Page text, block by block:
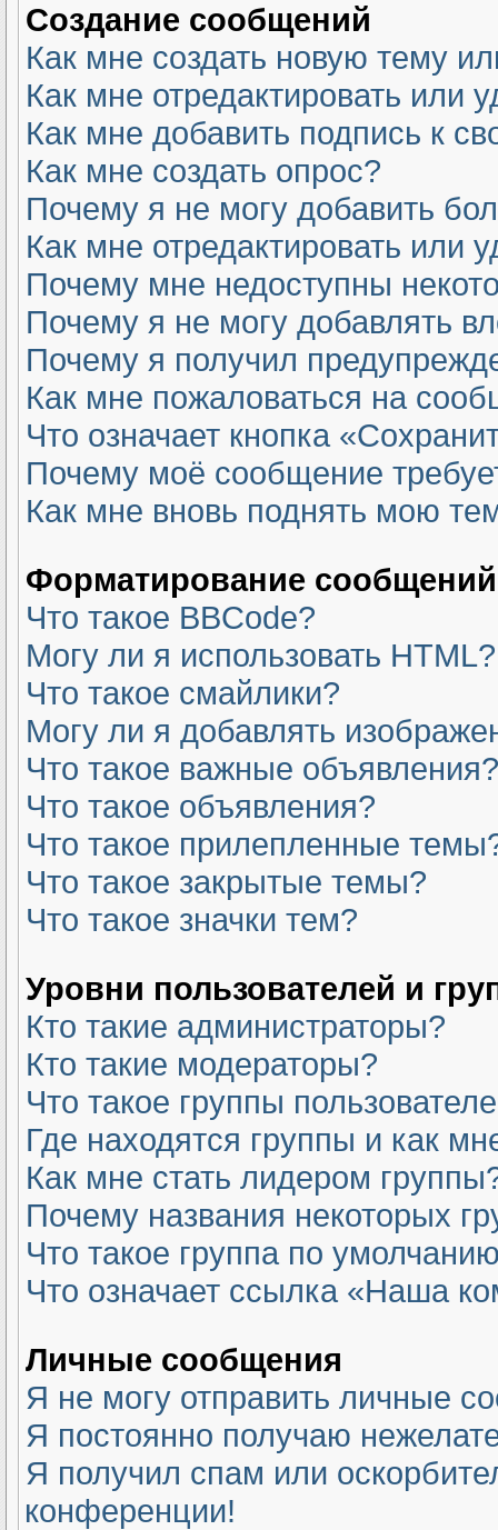
Создание сообщений
Как мне создать новую тему
Как мне отредактировать или
Как мне добавить подпись к
Как мне создать опрос?
Почему я не могу добавить
Как мне отредактировать или
Почему мне недоступны
Почему я не могу добавлять
Почему я получил
Как мне пожаловаться на
Что означает кнопка
Почему моё сообщение
Как мне вновь поднять мою
Форматирование
Что такое BBCode?
Могу ли я использовать HTML?
Что такое смайлики?
Могу ли я добавлять
Что такое важные объявления?
Что такое объявления?
Что такое прилепленные
Что такое закрытые темы?
Что такое значки тем?
Уровни пользователей и
Кто такие администраторы?
Кто такие модераторы?
Что такое группы
Где находятся группы и как
Как мне стать лидером
Почему названия некоторых
Что такое группа по
Что означает ссылка «Наша
Личные сообщения
Я не могу отправить личные
Я постоянно получаю
Я получил спам или
конференции!